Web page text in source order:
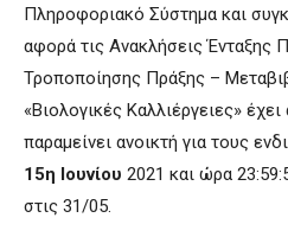
Πληροφοριακό Σύστημα και
αφορά τις Ανακλήσεις Ένταξης
Τροποποίησης Πράξης –
«Βιολογικές Καλλιέργειες» έχει
παραμείνει ανοικτή για τους
15η Ιουνίου 2021 και ώρα
στις 31/05.